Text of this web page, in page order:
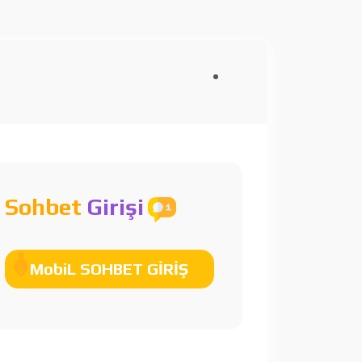
Sohbet Girişi
MobiL SOHBET GİRİŞ